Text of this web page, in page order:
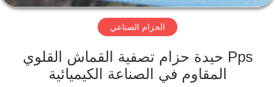
جولة
المعمل
الحزام الصناعي
Pps حيدة حزام تصفية القماش القلوي
المقاوم في الصناعة الكيميائية